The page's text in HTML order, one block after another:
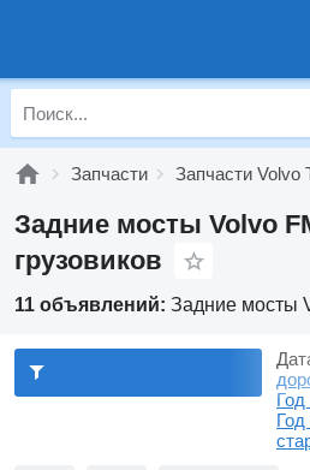
Запчасти Запчасти Volvo
Задние мосты Volvo
грузовиков
11 объявлений: Задние мосты